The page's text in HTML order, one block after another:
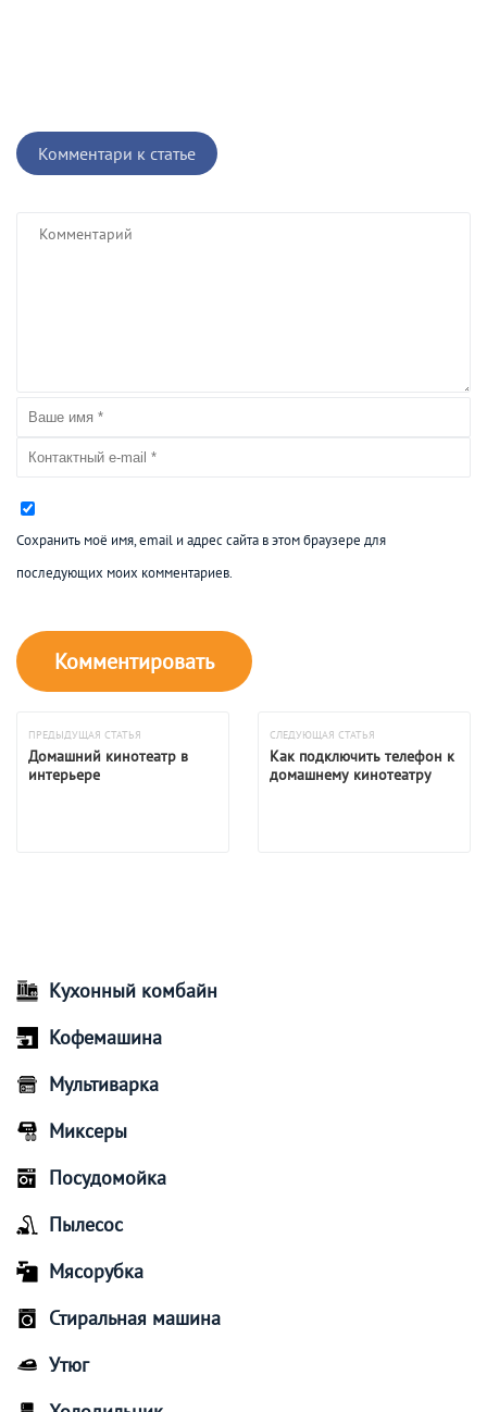
Комментари к статье
Сохранить моё имя, email и адрес сайта в этом браузере для
последующих моих комментариев.
ПРЕДЫДУЩАЯ СТАТЬЯ
Домашний кинотеатр в
интерьере
СЛЕДУЮЩАЯ СТАТЬЯ
Как подключить телефон к
домашнему кинотеатру
Кухонный комбайн
Кофемашина
Мультиварка
Миксеры
Посудомойка
Пылесос
Мясорубка
Стиральная машина
Утюг